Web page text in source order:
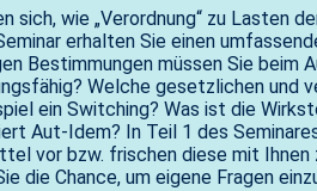
sich, wie „Verordnung“ zu Lasten
erhalten Sie einen
Bestimmungen müssen Sie beim
Welche gesetzlichen und
ein Switching? Was ist die
Aut-Idem? In Teil 1 des
vor bzw. frischen diese mit Ihnen
die Chance, um eigene Fragen